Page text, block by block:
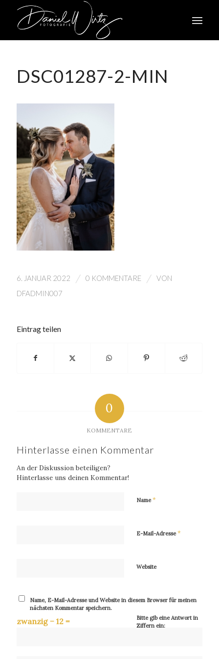
DSC01287-2-MIN
6. JANUAR 2022 / 0 KOMMENTARE / VON
DFADMIN007
Eintrag teilen
0
KOMMENTARE
Hinterlasse einen Kommentar
An der Diskussion beteiligen?
Hinterlasse uns deinen Kommentar!
Name*
E-Mail-Adresse*
Website
Name, E-Mail-Adresse und Website in diesem Browser für meinen
nächsten Kommentar speichern.
Bitte gib eine Antwort in
Ziffern ein:
zwanzig − 12 =